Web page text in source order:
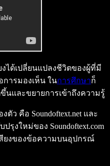
ได้เปลี่ยนแปลงชีวิตของผู้ที่มี
การมองเห็น ในการศึกษาก็
นและขยายการเข้าถึงความรู้
งตัว คือ Soundoftext.net และ
ปรุงใหม่ของ Soundoftext.com
ยงของข้อความบนอุปกรณ์